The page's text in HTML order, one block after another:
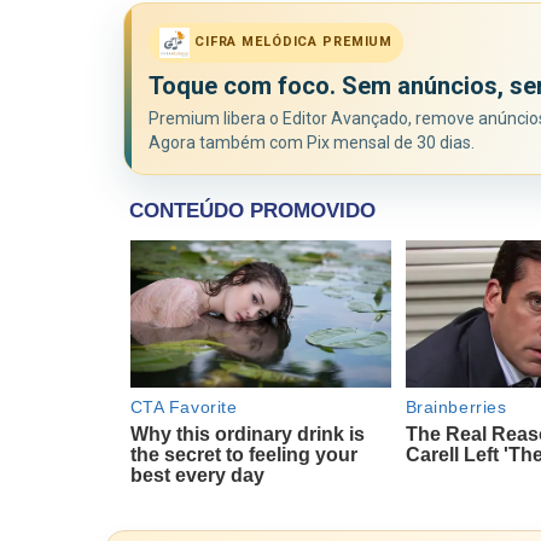
CIFRA MELÓDICA PREMIUM
Toque com foco. Sem anúncios,
Premium libera o Editor Avançado, remove
Agora também com Pix mensal de 30 dias.